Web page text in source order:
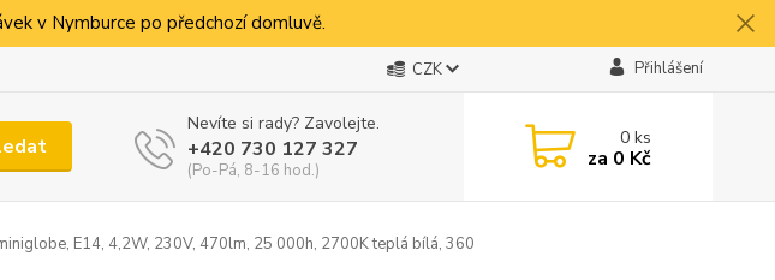
v Nymburce po předchozí domluvě.
CZK Přihlášení
Nevíte si rady? Zavolejte.
+420 730 127 327
(Po-Pá, 8-16 hod.)
0ks
za 0 Kč
E14, 4,2W, 230V, 470lm, 25 000h, 2700K teplá bílá, 360